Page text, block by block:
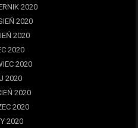
2020
2020
2020
2020
2020
2020
2020
2020
2020